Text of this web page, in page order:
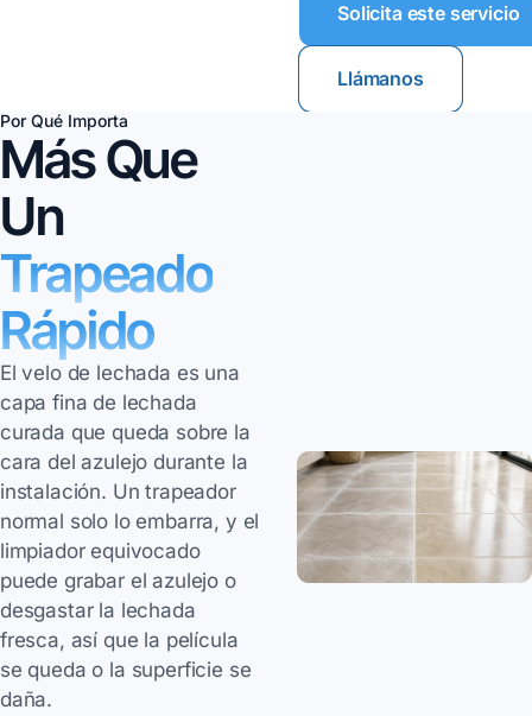
Solicita este servicio
Llámanos
Por Qué Importa
Más Que
Un
Trapeado
Rápido
El velo de lechada es una
capa fina de lechada
curada que queda sobre la
cara del azulejo durante la
instalación. Un trapeador
normal solo lo embarra, y el
limpiador equivocado
puede grabar el azulejo o
desgastar la lechada
fresca, así que la película
se queda o la superficie se
daña.